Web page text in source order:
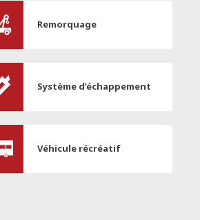
Remorquage
Système d’échappement
Véhicule récréatif